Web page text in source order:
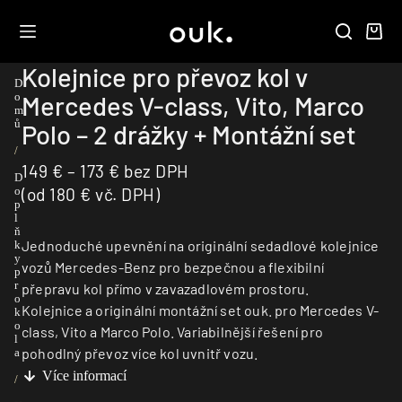
D
o
m
ů
/
D
o
p
l
ň
k
y
p
r
o
k
o
l
a
/
Kolejnice pro převoz kol v
Mercedes V-class, Vito, Marco
Polo – 2 drážky + Montážní set
149 € – 173 € bez DPH
(od 180 € vč. DPH)
Jednoduché upevnění na originální sedadlové kolejnice
vozů Mercedes-Benz pro bezpečnou a flexibilní
přepravu kol přímo v zavazadlovém prostoru.
Kolejnice a originální montážní set ouk. pro Mercedes V-
class, Vito a Marco Polo. Variabilnější řešení pro
pohodlný převoz více kol uvnitř vozu.
Více informací